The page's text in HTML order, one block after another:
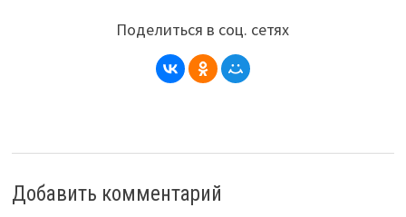
Поделиться в соц. сетях
Добавить комментарий